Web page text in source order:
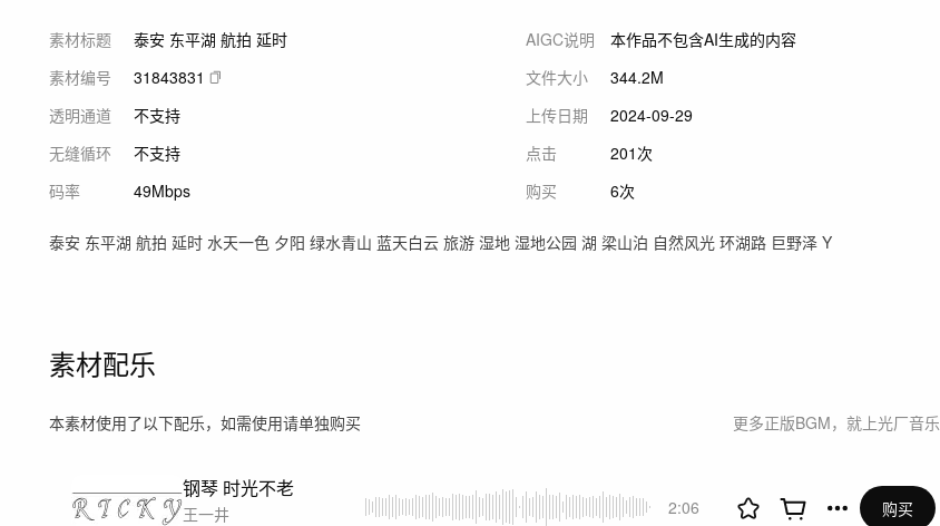
素材标题
泰安 东平湖 航拍 延时
素材编号
31843831
透明通道
不支持
无缝循环
不支持
码率
49Mbps
AIGC说明
本作品不包含AI生成的内容
文件大小
344.2M
上传日期
2024-09-29
点击
201次
购买
6次
泰安 东平湖 航拍 延时 水天一色 夕阳 绿水青山 蓝天白云 旅游 湿地 湿地公园 湖 梁山泊 自然风光 环湖路 巨野泽 Y
素材配乐
本素材使用了以下配乐，如需使用请单独购买 更多正版BGM，就上光厂音乐
钢琴 时光不老
王一井 2:06 购买